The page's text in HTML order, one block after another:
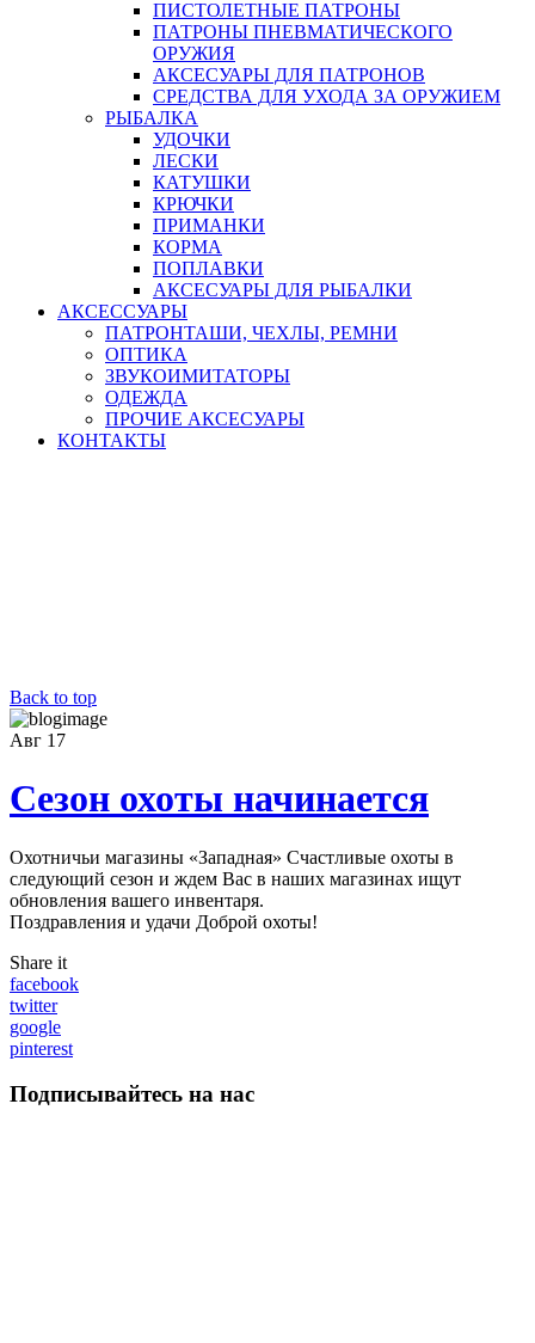
ПИСТОЛЕТНЫЕ ПАТРОНЫ
ПАТРОНЫ ПНЕВМАТИЧЕСКОГО
ОРУЖИЯ
АКСЕСУАРЫ ДЛЯ ПАТРОНОВ
СРЕДСТВА ДЛЯ УХОДА ЗА ОРУЖИЕМ
РЫБАЛКА
УДОЧКИ
ЛЕСКИ
КАТУШКИ
КРЮЧКИ
ПРИМАНКИ
КОРМА
ПОПЛАВКИ
АКСЕСУАРЫ ДЛЯ РЫБАЛКИ
АКСЕССУАРЫ
ПАТРОНТАШИ, ЧЕХЛЫ, РЕМНИ
ОПТИКА
ЗВУКОИМИТАТОРЫ
ОДЕЖДА
ПРОЧИЕ АКСЕСУАРЫ
КОНТАКТЫ
Back to top
Авг 17
Сезон охоты начинается
Охотничьи магазины «Западная» Счастливые охоты в
следующий сезон и ждем Вас в наших магазинах ищут
обновления вашего инвентаря.
Поздравления и удачи Доброй охоты!
Share it
facebook
twitter
google
pinterest
Подписывайтесь на нас